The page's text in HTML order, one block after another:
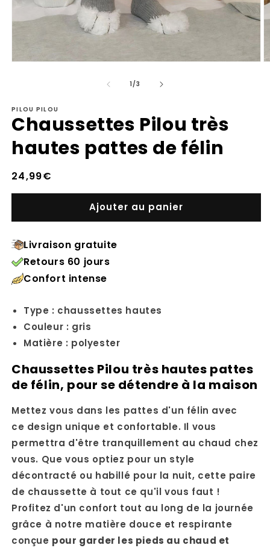
une
fenêtre
modale
1/de
3
PILOU PILOU
Chaussettes Pilou très
hautes pattes de félin
Prix
habituel
24,99€
Ajouter au panier
Livraison gratuite
Retours 60 jours
Confort intense
Type : chaussettes hautes
Couleur : gris
Matière : polyester
Chaussettes Pilou très hautes pattes
de félin, pour se détendre à la maison
Mettez vous dans les pattes d'un félin avec
ce design unique et confortable. Il vous
permettra d'être tranquillement au chaud chez
vous. Que vous optiez pour un style
décontracté ou habillé pour la nuit, cette paire
de chaussette à tout ce qu'il vous faut !
Profitez d'un confort tout au long de la journée
grâce à notre matière douce et respirante
conçue pour garder les pieds au chaud et